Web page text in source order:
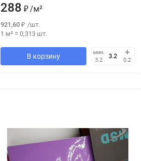
288 ₽/м²
921,60 ₽ /шт.
1 м²= 0,313 шт.
В корзину
мин.
3.2
0.2